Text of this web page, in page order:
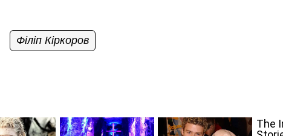
Філіп Кіркоров